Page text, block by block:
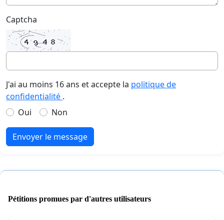
Captcha
J'ai au moins 16 ans et accepte la politique de
confidentialité .
Oui
Non
Envoyer le message
Pétitions promues par d'autres utilisateurs